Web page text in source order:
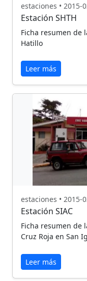
estaciones • 2015-
Estación SHTH
Ficha resumen de
Hatillo
Leer más
estaciones • 2015-
Estación SIAC
Ficha resumen de
Cruz Roja en San
Leer más